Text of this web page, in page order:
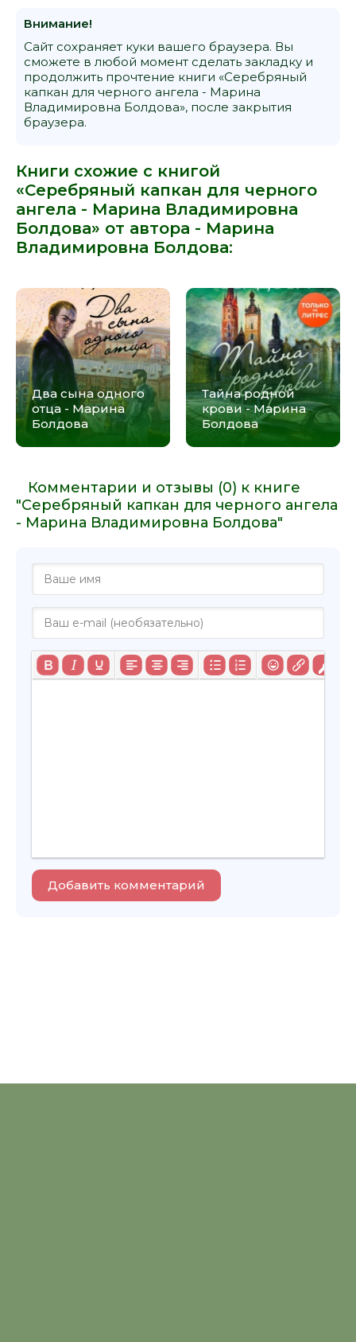
Внимание!
Сайт сохраняет куки вашего браузера. Вы
сможете в любой момент сделать закладку и
продолжить прочтение книги «Серебряный
капкан для черного ангела - Марина
Владимировна Болдова», после закрытия
браузера.
Книги схожие с книгой
«Серебряный капкан для черного
ангела - Марина Владимировна
Болдова» от автора - Марина
Владимировна Болдова:
Два сына одного
отца - Марина
Болдова
Тайна родной
крови - Марина
Болдова
Комментарии и отзывы (0) к книге
"Серебряный капкан для черного ангела
- Марина Владимировна Болдова"
Добавить комментарий